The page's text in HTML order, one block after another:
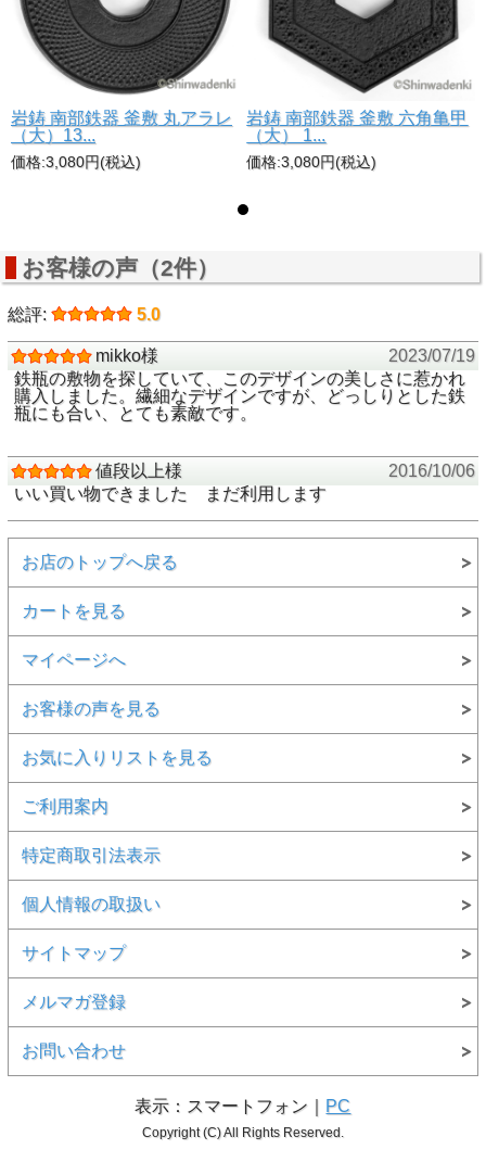
岩鋳 南部鉄器 釜敷 丸アラレ
（大）13...
価格:3,080円(税込)
岩鋳 南部鉄器 釜敷 六角亀甲
（大） 1...
価格:3,080円(税込)
お客様の声（2件）
総評: 5.0
mikko様
2023/07/19
鉄瓶の敷物を探していて、このデザインの美しさに惹かれ
購入しました。繊細なデザインですが、どっしりとした鉄
瓶にも合い、とても素敵です。
値段以上様
2016/10/06
いい買い物できました まだ利用します
お店のトップへ戻る
カートを見る
マイページへ
お客様の声を見る
お気に入りリストを見る
ご利用案内
特定商取引法表示
個人情報の取扱い
サイトマップ
メルマガ登録
お問い合わせ
表示：スマートフォン｜ PC
Copyright (C) All Rights Reserved.